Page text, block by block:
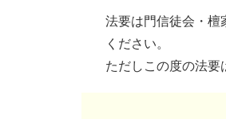
法要は門信徒会・檀
ください。
ただしこの度の法要